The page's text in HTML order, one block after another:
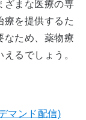
ざまな医療の専
療を提供するた
なため、薬物療
るでしょう。
マンド配信)